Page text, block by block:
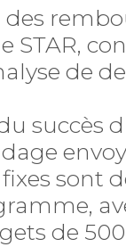
des
STAR,
de
succès
sont
de